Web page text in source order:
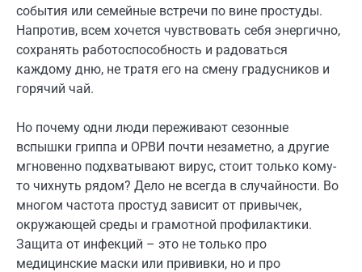
события или семейные встречи по вине простуды.
Напротив, всем хочется чувствовать себя энергично,
сохранять работоспособность и радоваться
каждому дню, не тратя его на смену градусников и
горячий чай.
Но почему одни люди переживают сезонные
вспышки гриппа и ОРВИ почти незаметно, а другие
мгновенно подхватывают вирус, стоит только кому-
то чихнуть рядом? Дело не всегда в случайности. Во
многом частота простуд зависит от привычек,
окружающей среды и грамотной профилактики.
Защита от инфекций – это не только про
медицинские маски или прививки, но и про